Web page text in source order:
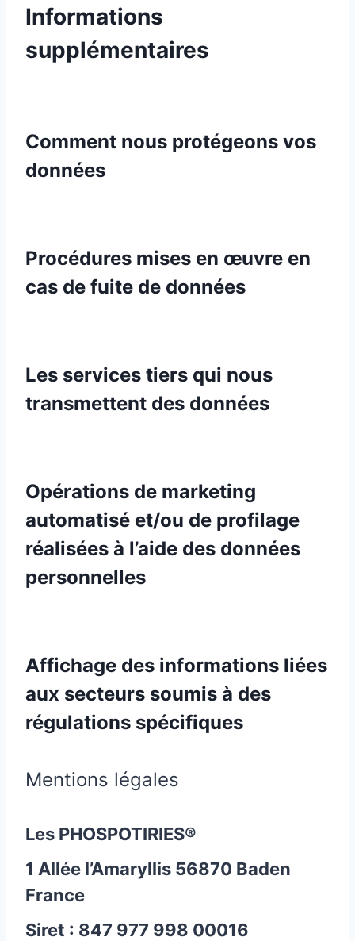
Informations
supplémentaires
Comment nous protégeons vos
données
Procédures mises en œuvre en
cas de fuite de données
Les services tiers qui nous
transmettent des données
Opérations de marketing
automatisé et/ou de profilage
réalisées à l’aide des données
personnelles
Affichage des informations liées
aux secteurs soumis à des
régulations spécifiques
Mentions légales
Les PHOSPOTIRIES®
1 Allée l’Amaryllis 56870 Baden
France
Siret : 847 977 998 00016